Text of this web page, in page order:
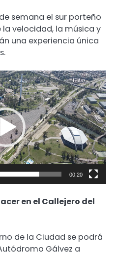
semana el sur porteño
velocidad, la música y
una experiencia única
Reproductor
de
video
00:20
en el Callejero del
de la Ciudad se podrá
Gálvez a